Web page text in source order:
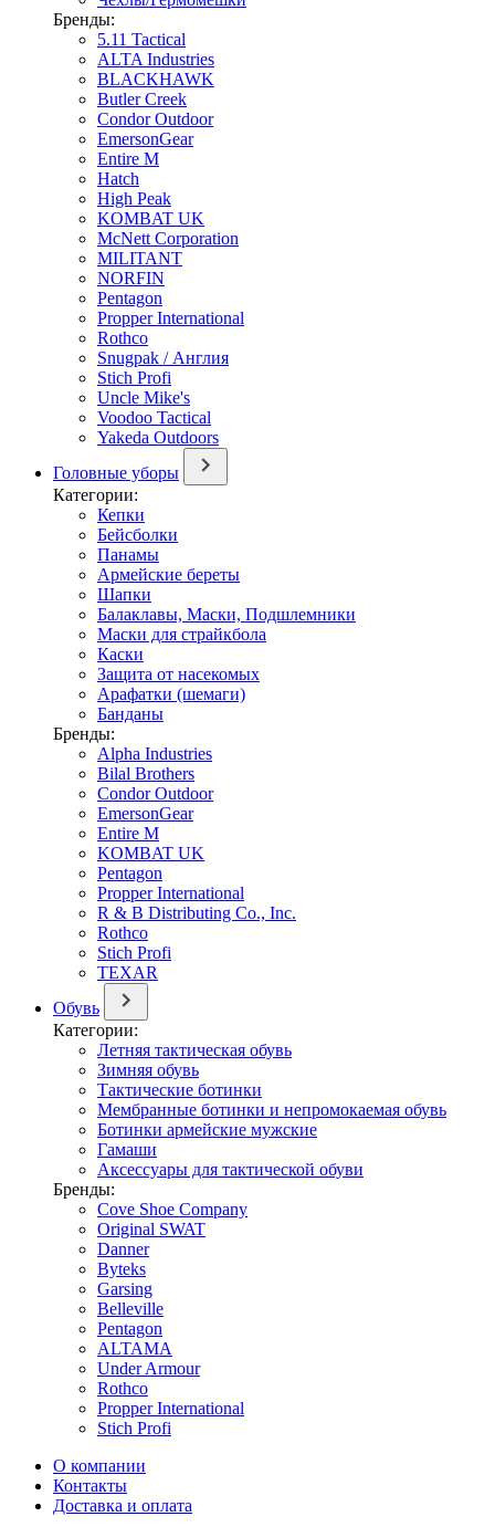
Бренды:
5.11 Tactical
ALTA Industries
BLACKHAWK
Butler Creek
Condor Outdoor
EmersonGear
Entire M
Hatch
High Peak
KOMBAT UK
McNett Corporation
MILITANT
NORFIN
Pentagon
Propper International
Rothco
Snugpak / Англия
Stich Profi
Uncle Mike's
Voodoo Tactical
Yakeda Outdoors
Головные уборы
Категории:
Кепки
Бейсболки
Панамы
Армейские береты
Шапки
Балаклавы, Маски, Подшлемники
Маски для страйкбола
Каски
Защита от насекомых
Арафатки (шемаги)
Банданы
Бренды:
Alpha Industries
Bilal Brothers
Condor Outdoor
EmersonGear
Entire M
KOMBAT UK
Pentagon
Propper International
R & B Distributing Co., Inc.
Rothco
Stich Profi
TEXAR
Обувь
Категории:
Летняя тактическая обувь
Зимняя обувь
Тактические ботинки
Мембранные ботинки и непромокаемая обувь
Ботинки армейские мужские
Гамаши
Аксессуары для тактической обуви
Бренды:
Cove Shoe Company
Original SWAT
Danner
Byteks
Garsing
Belleville
Pentagon
ALTAMA
Under Armour
Rothco
Propper International
Stich Profi
О компании
Контакты
Доставка и оплата